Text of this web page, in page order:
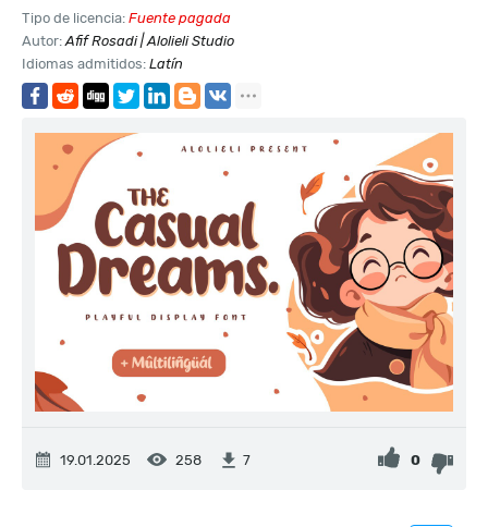
Tipo de licencia: Fuente pagada
Autor:Afif Rosadi | Alolieli Studio
Idiomas admitidos: Latín
19.01.2025 258 7 0